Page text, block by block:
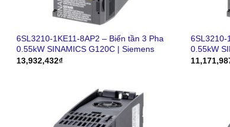
6SL3210-1KE11-8AP2 – Biến tần 3 Pha
0.55kW SINAMICS G120C | Siemens
13,932,432₫
6SL3210-
0.55kW